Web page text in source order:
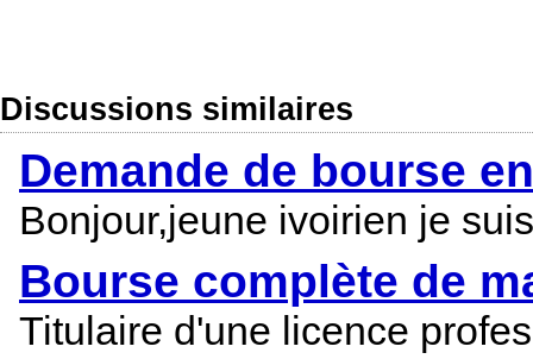
Discussions similaires
Demande de bourse
Bonjour,jeune ivoirien je
Bourse complète de
Titulaire d'une licence